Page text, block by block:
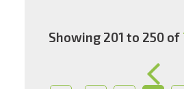
Showing 201 to 250 of